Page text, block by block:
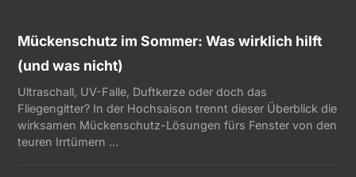
Mückenschutz im Sommer: Was wirklich hilft
(und was nicht)
Ultraschall, UV-Falle, Duftkerze oder doch das
Fliegengitter? In der Hochsaison trennt dieser Überblick die
wirksamen Mückenschutz-Lösungen fürs Fenster von den
teuren Irrtümern …